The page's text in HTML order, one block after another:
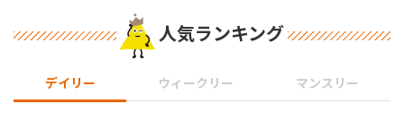
人気ランキング
デイリー ウィークリー マンスリー